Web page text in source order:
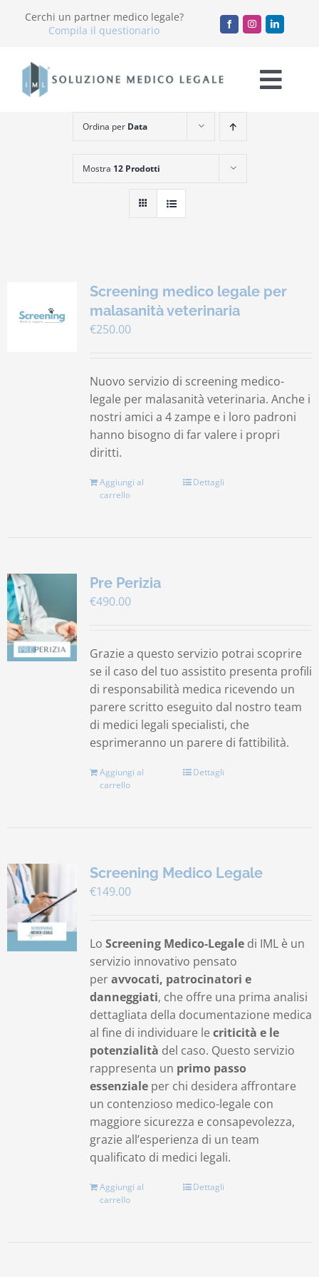
Cerchi un partner medico legale?
Compila il questionario
Chi Siamo
Servizi
Accademia
Lavora con noi
Carrello
Ordina per Data
Mostra 12 Prodotti
Screening medico legale per
malasanità veterinaria
€250.00
Nuovo servizio di screening medico-
legale per malasanità veterinaria. Anche i
nostri amici a 4 zampe e i loro padroni
hanno bisogno di far valere i propri
diritti.
Aggiungi al
carrello
Dettagli
Pre Perizia
€490.00
Grazie a questo servizio potrai scoprire
se il caso del tuo assistito presenta profili
di responsabilità medica ricevendo un
parere scritto eseguito dal nostro team
di medici legali specialisti, che
esprimeranno un parere di fattibilità.
Aggiungi al
carrello
Dettagli
Screening Medico Legale
€149.00
Lo Screening Medico-Legaledi IML è un
servizio innovativo pensato
peravvocati, patrocinatori e
danneggiati, che offre una prima analisi
dettagliata della documentazione medica
al fine di individuare le criticità e le
potenzialità del caso. Questo servizio
rappresenta un primo passo
essenzialeper chi desidera affrontare
un contenzioso medico-legale con
maggiore sicurezza e consapevolezza,
grazie all’esperienza di un team
qualificato di medici legali.
Aggiungi al
carrello
Dettagli